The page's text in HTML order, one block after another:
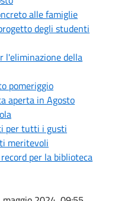
alle famiglie
degli studenti
l'eliminazione della
pomeriggio
aperta in Agosto
per tutti i gusti
meritevoli
per la biblioteca